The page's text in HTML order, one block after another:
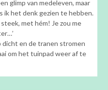
glimp van medeleven, maar
ik het denk gezien te hebben.
met hém! Je zou me
dicht en de tranen stromen
om het tuinpad weer af te